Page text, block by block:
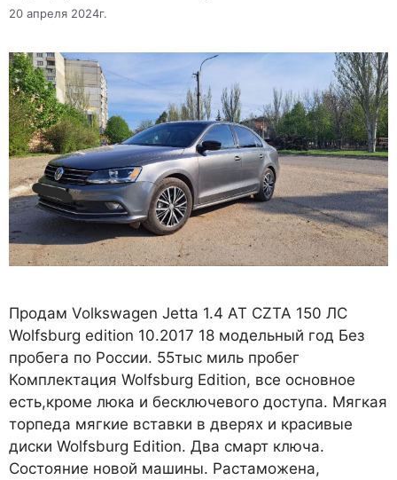
20 апреля 2024г.
Продам Volkswagen Jetta 1.4 AT CZTA 150 ЛС
Wolfsburg edition 10.2017 18 модельный год Без
пробега по России. 55тыс миль пробег
Комплектация Wolfsburg Edition, все основное
есть,кроме люка и бесключевого доступа. Мягкая
торпеда мягкие вставки в дверях и красивые
диски Wolfsburg Edition. Два смарт ключа.
Состояние новой машины. Растаможена,